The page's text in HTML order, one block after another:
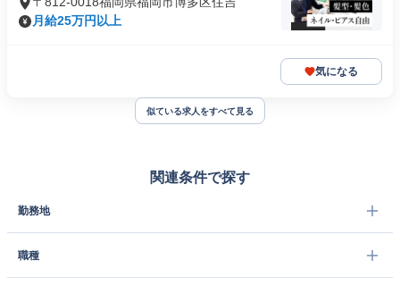
月給25万円以上
気になる
似ている求人をすべて見る
関連条件で探す
勤務地
職種